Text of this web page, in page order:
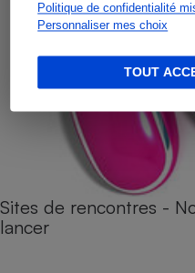
Politique de confidentialité
Personnaliser mes choix
TOUT
Sites de rencontres -
lancer